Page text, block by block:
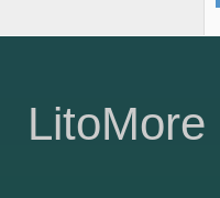
LitoMore